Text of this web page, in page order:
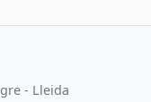
- Lleida